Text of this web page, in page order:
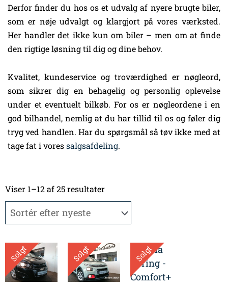
Derfor finder du hos os et udvalg af nyere brugte biler,
som er nøje udvalgt og klargjort på vores værksted.
Her handler det ikke kun om biler – men om at finde
den rigtige løsning til dig og dine behov.
Kvalitet, kundeservice og troværdighed er nøgleord,
som sikrer dig en behagelig og personlig oplevelse
under et eventuelt bilkøb. For os er nøgleordene i en
god bilhandel, nemlig at du har tillid til os og føler dig
tryg ved handlen. Har du spørgsmål så tøv ikke med at
tage fat i voressalgsafdeling.
Viser 1–12 af 25 resultaterefter
Solgt Solgt Solgt